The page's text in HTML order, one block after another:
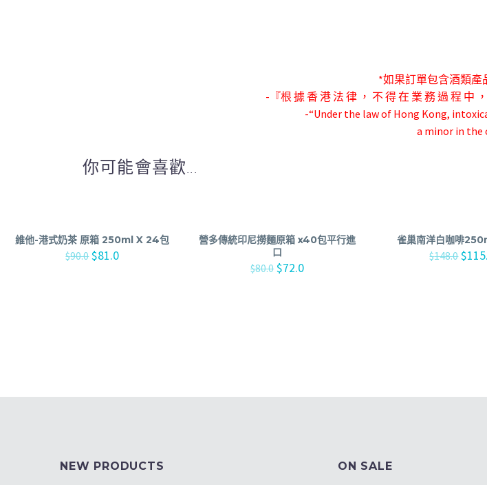
*如果訂單包含酒類產
-『根 據 香 港 法 律 ， 不 得 在 業 務 過 程 中
-“Under the law of Hong Kong,
a minor in the
你可能會喜歡...
維他-港式奶茶 原箱 250ml X 24包
$90.0 $81.0
營多傳統印尼撈麵原箱 x40包平行進
口
$80.0 $72.0
雀巢南洋白咖啡
$148.0 $
NEW PRODUCTS ON SALE